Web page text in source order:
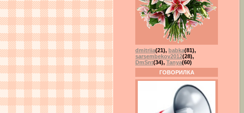
dmitriia(21), babka(81),
sarsembekov2012(28),
DmSnt(34), Tanya(60)
ГОВОРИЛКА